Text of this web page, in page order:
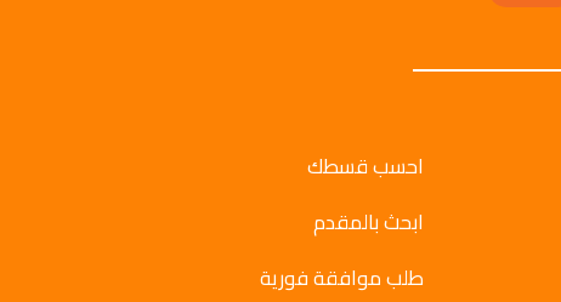
احسب قسطك
ابحث بالمقدم
طلب موافقة فورية